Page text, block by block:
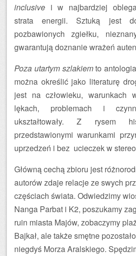
inclusive i w najbardziej
strata energii. Sztuką jest
pozbawionych zgiełku,
gwarantują doznanie wrażeń
Poza utartym szlakiemto
można określić jako literaturę
jest na człowieku, warunkach
lękach, problemach i
ukształtowały. Z rysem
przedstawionymi warunkami
uprzedzeń i bez ucieczek w
Główną cechą zbioru jest
autorów zdaje relacje ze swych
częściach świata. Odwiedzimy
Nanga Parbat i K2, poszukamy
ruin miasta Majów, zobaczymy
Bajkał, ale także smętne
niegdyś Morza Aralskiego.